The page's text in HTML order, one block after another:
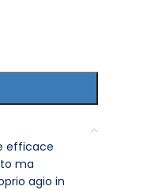
efficace
ma
agio in